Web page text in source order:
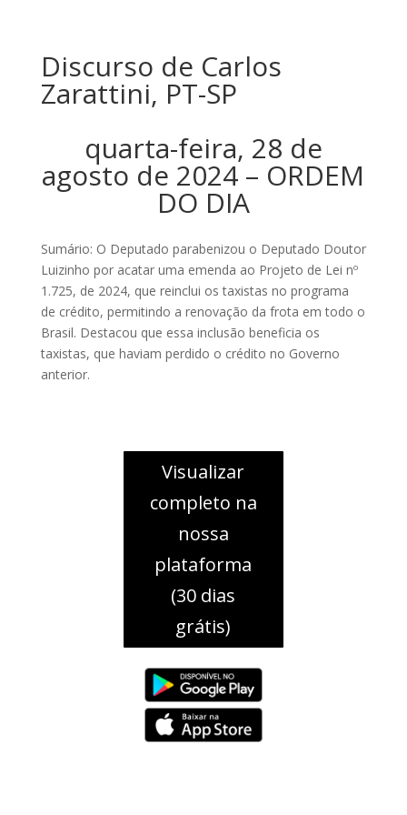
Discurso de Carlos
Zarattini, PT-SP
quarta-feira, 28 de
agosto de 2024 – ORDEM
DO DIA
Sumário: O Deputado parabenizou o Deputado Doutor
Luizinho por acatar uma emenda ao Projeto de Lei nº
1.725, de 2024, que reinclui os taxistas no programa
de crédito, permitindo a renovação da frota em todo o
Brasil. Destacou que essa inclusão beneficia os
taxistas, que haviam perdido o crédito no Governo
anterior.
Visualizar
completo na
nossa
plataforma
(30 dias
grátis)